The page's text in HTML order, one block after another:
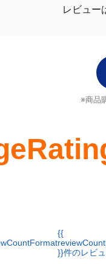
レビュー
※商品
ご